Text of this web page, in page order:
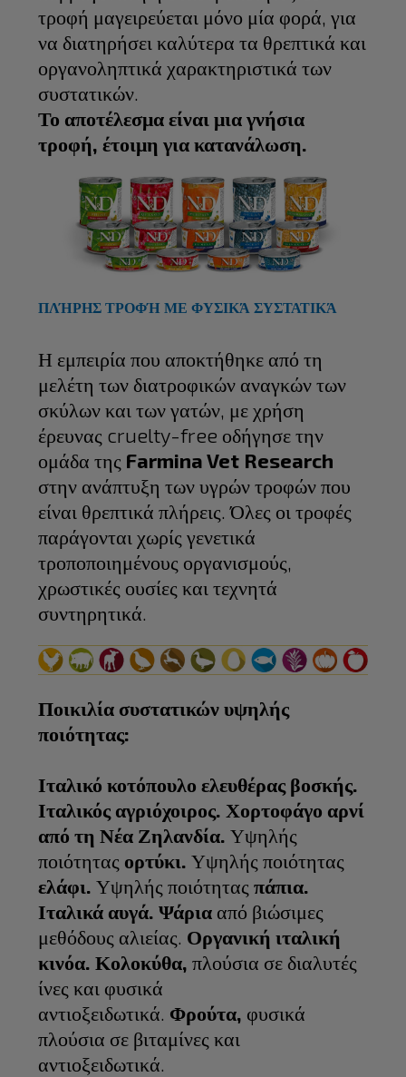
τροφή μαγειρεύεται μόνο μία φορά, για
να διατηρήσει καλύτερα τα θρεπτικά και
οργανοληπτικά χαρακτηριστικά των
συστατικών.
Το αποτέλεσμα είναι μια γνήσια
τροφή, έτοιμη για κατανάλωση.
ΠΛΉΡΗΣ ΤΡΟΦΉ ΜΕ ΦΥΣΙΚΆ ΣΥΣΤΑΤΙΚΆ
Η εμπειρία που αποκτήθηκε από τη
μελέτη των διατροφικών αναγκών των
σκύλων και των γατών, με χρήση
έρευνας cruelty-free οδήγησε την
ομάδα της Farmina Vet Research
στην ανάπτυξη των υγρών τροφών που
είναι θρεπτικά πλήρεις. Όλες οι τροφές
παράγονται χωρίς γενετικά
τροποποιημένους οργανισμούς,
χρωστικές ουσίες και τεχνητά
συντηρητικά.
Ποικιλία συστατικών υψηλής
ποιότητας:​
Ιταλικό κοτόπουλο ελευθέρας βοσκής.
Ιταλικός αγριόχοιρος. ​Χορτοφάγο αρνί
από τη Νέα Ζηλανδία. Υψηλής
ποιότητας ορτύκι.Υψηλής ποιότητας
ελάφι. Υψηλής ποιότηταςπάπια. ​
Ιταλικά αυγά. Ψάρια από βιώσιμες
μεθόδους αλιείας. Οργανική ιταλική
κινόα. Κολοκύθα,πλούσια σε διαλυτές
ίνες και φυσικά
αντιοξειδωτικά. Φρούτα, φυσικά
πλούσια σε βιταμίνες και
αντιοξειδωτικά.